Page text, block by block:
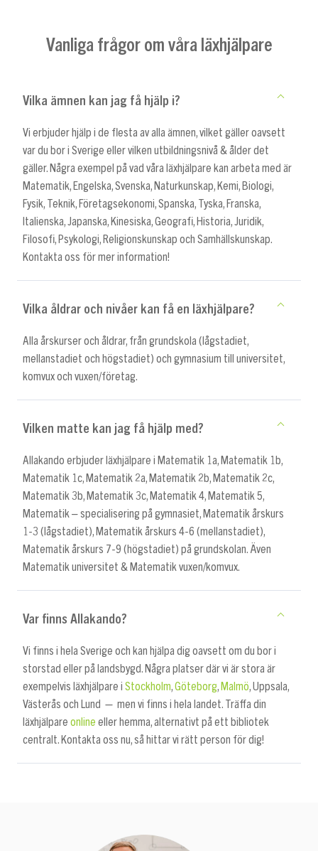
Vanliga frågor om våra läxhjälpare
Vilka ämnen kan jag få hjälp i?
Vi erbjuder hjälp i de flesta av alla ämnen, vilket gäller oavsett
var du bor i Sverige eller vilken utbildningsnivå & ålder det
gäller. Några exempel på vad våra läxhjälpare kan arbeta med är
Matematik, Engelska, Svenska, Naturkunskap, Kemi, Biologi,
Fysik, Teknik, Företagsekonomi, Spanska, Tyska, Franska,
Italienska, Japanska, Kinesiska, Geografi, Historia, Juridik,
Filosofi, Psykologi, Religionskunskap och Samhällskunskap.
Kontakta oss för mer information!
Vilka åldrar och nivåer kan få en läxhjälpare?
Alla årskurser och åldrar, från grundskola (lågstadiet,
mellanstadiet och högstadiet) och gymnasium till universitet,
komvux och vuxen/företag.
Vilken matte kan jag få hjälp med?
Allakando erbjuder läxhjälpare i Matematik 1a, Matematik 1b,
Matematik 1c, Matematik 2a, Matematik 2b, Matematik 2c,
Matematik 3b, Matematik 3c, Matematik 4, Matematik 5,
Matematik – specialisering på gymnasiet, Matematik årskurs
1-3 (lågstadiet), Matematik årskurs 4-6 (mellanstadiet),
Matematik årskurs 7-9 (högstadiet) på grundskolan. Även
Matematik universitet & Matematik vuxen/komvux.
Var finns Allakando?
Vi finns i hela Sverige och kan hjälpa dig oavsett om du bor i
storstad eller på landsbygd. Några platser där vi är stora är
exempelvis läxhjälpare i Stockholm,Göteborg, Malmö, Uppsala,
Västerås och Lund — men vi finns i hela landet. Träffa din
läxhjälpare online eller hemma, alternativt på ett bibliotek
centralt. Kontakta oss nu, så hittar vi rätt person för dig!